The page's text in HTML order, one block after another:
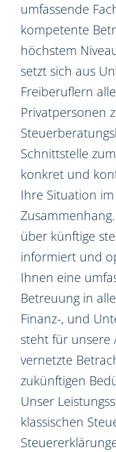
umfassende
kompetente
höchstem
setzt sich aus
Freiberuflern
Privatpersonen
Schnittstelle
konkret und
Ihre Situation
über künftige
informiert und
Ihnen eine
Betreuung in
Finanz-, und
steht für unsere
vernetzte
zukünftigen
Unser
klassischen